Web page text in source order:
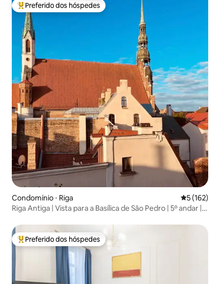
Entre os melhores preferidos dos hóspedes
Preferido dos hóspedes
Condomínio ⋅ Riga 5 de uma
5 (162)
Riga Antiga | Vista para a Basílica de São Pedro | 5º andar |
Entre os melhores preferidos dos hóspedes
Preferido dos hóspedes